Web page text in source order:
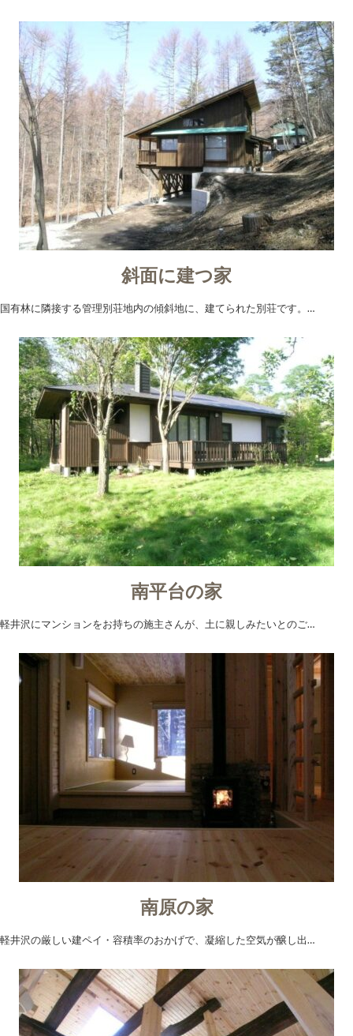
斜面に建つ家
国有林に隣接する管理別荘地内の傾斜地に、建てられた別荘です。…
南平台の家
軽井沢にマンションをお持ちの施主さんが、土に親しみたいとのご…
南原の家
軽井沢の厳しい建ペイ・容積率のおかげで、凝縮した空気が醸し出…